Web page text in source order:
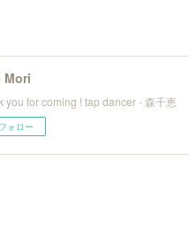
Mori
you for coming ! tap dancer - 森千恵
ォロー